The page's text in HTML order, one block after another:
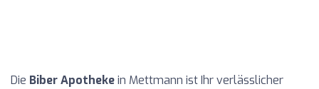
Die Biber Apothekein Mettmann ist Ihr verlässlicher